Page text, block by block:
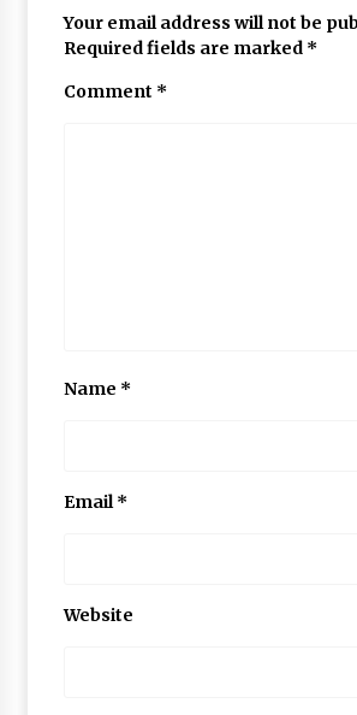
May 9, 2022
Your email address will not be
Required fields are marked *
Comment *
Name *
Email*
Website